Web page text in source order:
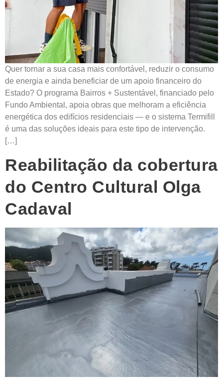
Quer tornar a sua casa mais confortável, reduzir o consumo
de energia e ainda beneficiar de um apoio financeiro do
Estado? O programa Bairros + Sustentável, financiado pelo
Fundo Ambiental, apoia obras que melhoram a eficiência
energética dos edifícios residenciais — e o sistema Termifill
é uma das soluções ideais para este tipo de intervenção.
[…]
Reabilitação da cobertura
do Centro Cultural Olga
Cadaval